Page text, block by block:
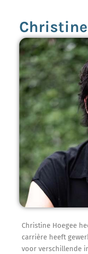
Christine
Christine Hoegee
carrière heeft
voor verschillende